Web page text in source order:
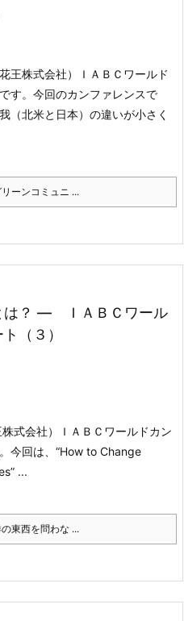
王株式会社）
ＩＡＢＣワールド
す。 今回のカンファレンスで
（北米と日本）の違いが小さく
リーンコミュニ ...
は？ ― ＩＡＢＣワール
（３）
式会社）
ＩＡＢＣワールドカン
今回は、“How to Change
...
東西を問わな ...